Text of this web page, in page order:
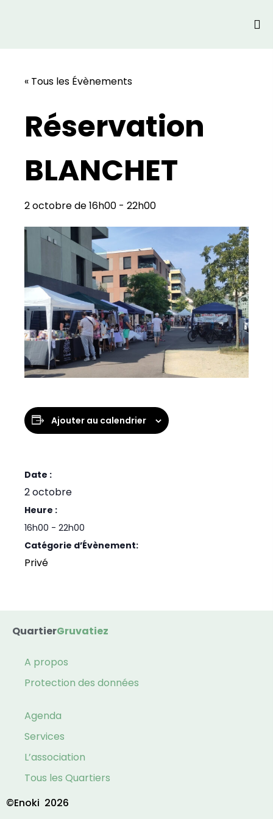
« Tous les Évènements
Réservation
BLANCHET
2 octobre de 16h00 - 22h00
Ajouter au calendrier
Date :
2 octobre
Heure :
16h00 - 22h00
Catégorie d’Évènement:
Privé
QuartierGruvatiez
A propos
Protection des données
Agenda
Services
L’association
Tous les Quartiers
©Enoki 2026